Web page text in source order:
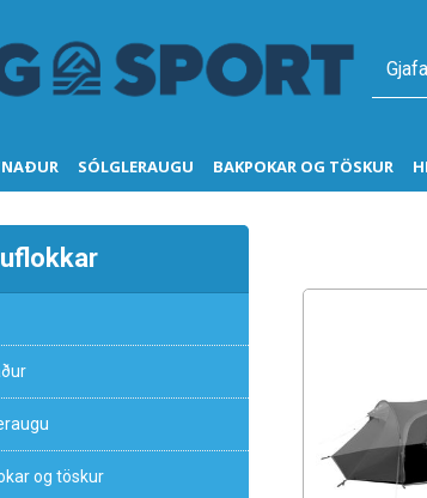
SÓLGLERAUGU BAKPOKAR OG TÖSKUR
og töskur